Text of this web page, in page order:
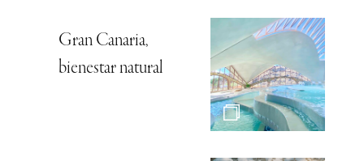
Gran Canaria,
bienestar natural